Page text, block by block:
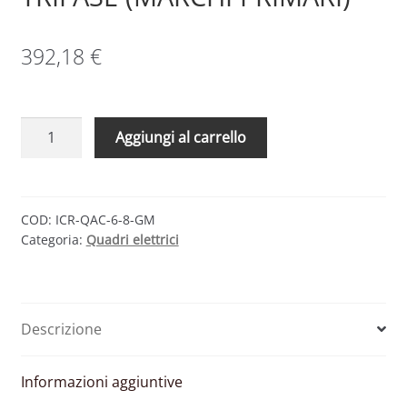
392,18 €
QUADRO
6
A
(MARCHI
quantità
Aggiungi al carrello
COD: ICR-QAC-6-8-GM
Categoria: Quadri elettrici
Descrizione
Informazioni aggiuntive